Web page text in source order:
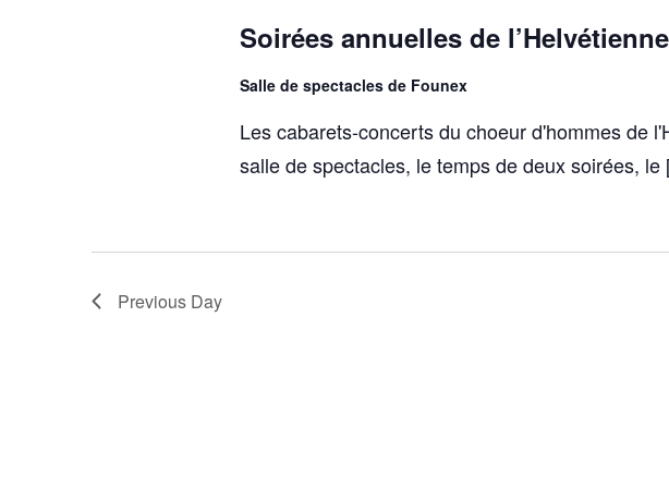
Soirées annuelles de l’Helvétienne
Salle de spectacles de Founex
Les cabarets-concerts du choeur d'hommes de
salle de spectacles, le temps de deux soirées,
Previous Day